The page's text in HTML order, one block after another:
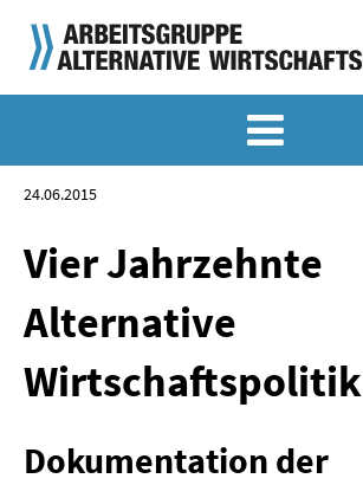
KLASSIKER
SONDERVERÖFFENTLICHUNGEN
LANGFASSUNGEN ZU DEN MEMORANDEN
MATERIALIEN
24.06.2015
Vier Jahrzehnte
Alternative
Wirtschaftspolitik
Dokumentation der